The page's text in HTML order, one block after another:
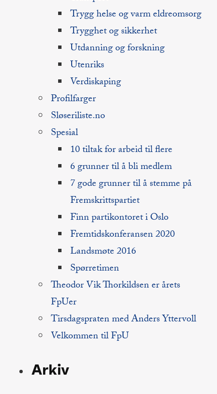
Trygg helse og varm eldreomsorg
Trygghet og sikkerhet
Utdanning og forskning
Utenriks
Verdiskaping
Profilfarger
Sløseriliste.no
Spesial
10 tiltak for arbeid til flere
6 grunner til å bli medlem
7 gode grunner til å stemme på
Fremskrittspartiet
Finn partikontoret i Oslo
Fremtidskonferansen 2020
Landsmøte 2016
Spørretimen
Theodor Vik Thorkildsen er årets
FpUer
Tirsdagspraten med Anders Yttervoll
Velkommen til FpU
Arkiv